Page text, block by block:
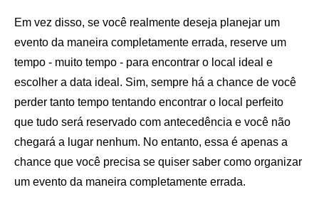
Em vez disso, se você realmente deseja planejar um
evento da maneira completamente errada, reserve um
tempo - muito tempo - para encontrar o local ideal e
escolher a data ideal. Sim, sempre há a chance de você
perder tanto tempo tentando encontrar o local perfeito
que tudo será reservado com antecedência e você não
chegará a lugar nenhum. No entanto, essa é apenas a
chance que você precisa se quiser saber como organizar
um evento da maneira completamente errada.